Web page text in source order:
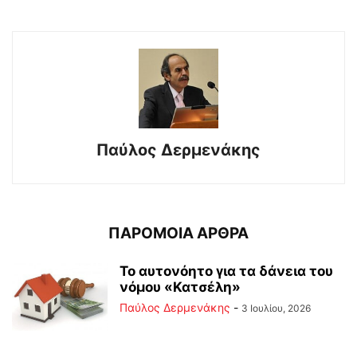
Παύλος Δερμενάκης
ΠΑΡΟΜΟΙΑ ΑΡΘΡΑ
Το αυτονόητο για τα δάνεια του
νόμου «Κατσέλη»
Παύλος Δερμενάκης - 3 Ιουλίου, 2026